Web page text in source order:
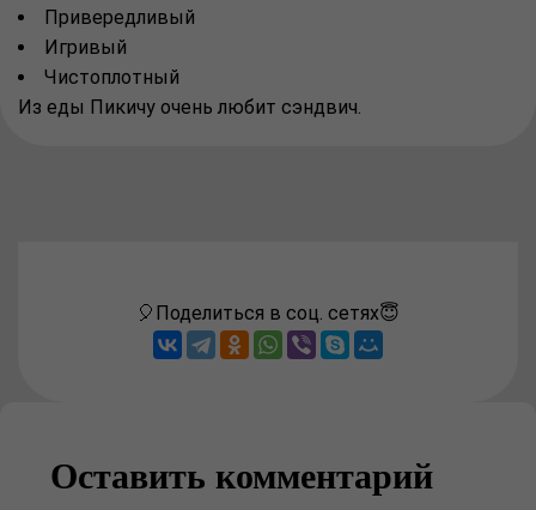
Привередливый
Игривый
Чистоплотный
Из еды Пикичу очень любит сэндвич.
🎈Поделиться в соц. сетях😇
Оставить комментарий